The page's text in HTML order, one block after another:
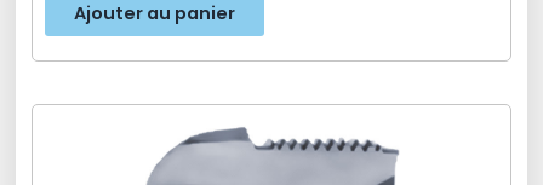
Ajouter au panier